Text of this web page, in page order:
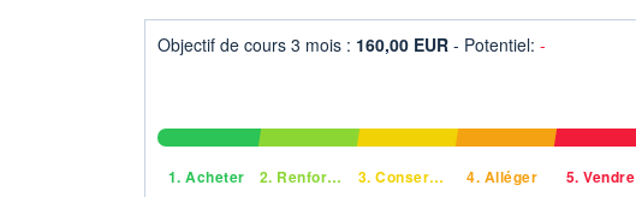
Objectif de cours 3 mois : 160,00 EUR - Potentiel: -
1. Acheter 2. Renforcer 3. Conserver 4. Alléger 5. Vendre